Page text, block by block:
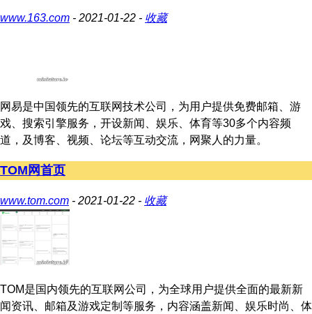
www.163.com - 2021-01-22 - 收藏
网易是中国领先的互联网技术公司，为用户提供免费邮箱、游
戏、搜索引擎服务，开设新闻、娱乐、体育等30多个内容频
道，及博客、视频、论坛等互动交流，网聚人的力量。
TOM网首页
www.tom.com - 2021-01-22 - 收藏
TOM是国内领先的互联网公司，为全球用户提供全面的最新新
闻资讯、邮箱及游戏定制等服务，内容涵盖新闻、娱乐时尚、体